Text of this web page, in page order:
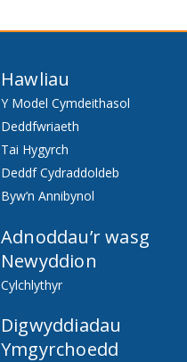
Hawliau
Y Model Cymdeithasol
Deddfwriaeth
Tai Hygyrch
Deddf Cydraddoldeb
Byw’n Annibynol
Adnoddau’r wasg
Newyddion
Cylchlythyr
Digwyddiadau
Ymgyrchoedd